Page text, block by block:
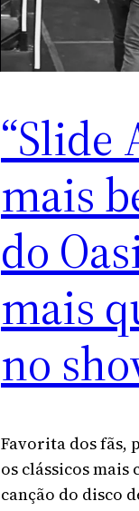
“Slide
mais
do
mais
no
Favorita dos fãs,
os clássicos mais
canção do disco